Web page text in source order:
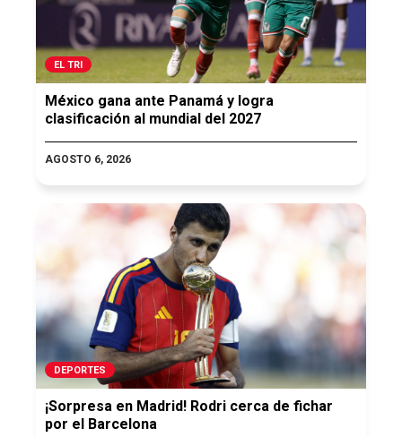
EL TRI
México gana ante Panamá y logra
clasificación al mundial del 2027
AGOSTO 6, 2026
DEPORTES
¡Sorpresa en Madrid! Rodri cerca de fichar
por el Barcelona